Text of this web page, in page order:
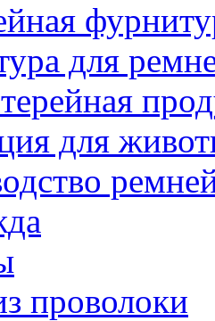
для
для
проволоки